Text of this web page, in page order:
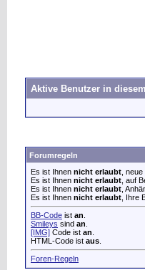
Aktive Benutzer in
Forumregeln
Es ist Ihnen nicht erlaubt ,
Es ist Ihnen nicht erlaubt , auf
Es ist Ihnen nicht erlaubt ,
Es ist Ihnen nicht erlaubt , Ihre
BB-Code ist an
Smileys sind an
[IMG] Code ist an
HTML-Code ist aus
Foren-Regeln